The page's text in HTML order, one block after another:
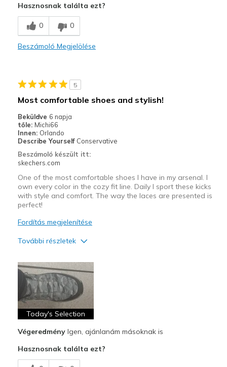
Comfortable
Stylish
Travel
Width
Sizing
View On Shoes
Shoes are for Wearing
Hasznosnak találta ezt?
0 0
Beszámoló Megjelölése
5
Most comfortable shoes and stylish!
Beküldve 6 napja
tőle: Michi66
Innen: Orlando
Describe Yourself Conservative
Beszámoló készült itt:
skechers.com
One of the most comfortable shoes I have in my arsenal. I
own every color in the cozy fit line. Daily I sport these kicks
with style and comfort. The way the laces are presented is
perfect!
Fordítás megjelenítése
További részletek
Attractive Design
Breathe Well
Comfortable
Stylish
Legjobb használat
Today's Selection
VégeredményIgen, ajánlanám másoknak is
Hasznosnak találta ezt?